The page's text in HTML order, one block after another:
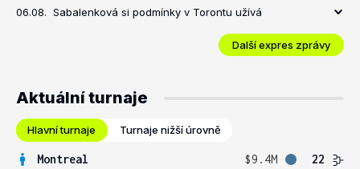
06.08. Sabalenková si podmínky v Torontu užívá
Další expres zprávy
Aktuální turnaje
Hlavní turnaje Turnaje nižší úrovně
Montreal $9.4M
22